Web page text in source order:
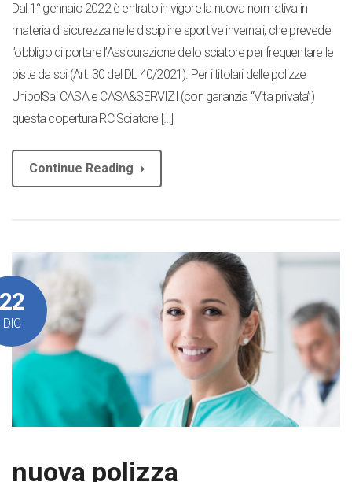
Dal 1° gennaio 2022 è entrato in vigore la nuova normativa in
materia di sicurezza nelle discipline sportive invernali, che prevede
l’obbligo di portare l’Assicurazione dello sciatore per frequentare le
piste da sci (Art. 30 del DL 40/2021). Per i titolari delle polizze
UnipolSai CASA e CASA&SERVIZI (con garanzia “Vita privata”)
questa copertura RC Sciatore […]
Continue Reading
DIC
nuova polizza